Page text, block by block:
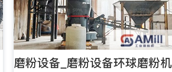
磨粉设备_磨粉设备环球磨粉机